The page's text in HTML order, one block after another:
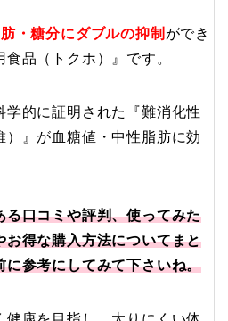
・糖分にダブルの抑制 ができ
品（トクホ）』です。
学的に証明された『難消化性
）』が血糖値・中性脂肪に効
る口コミや評判、使ってみた
お得な購入方法についてまと
に参考にしてみて下さいね。